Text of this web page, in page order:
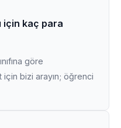
için kaç para
göre
bizi arayın; öğrenci